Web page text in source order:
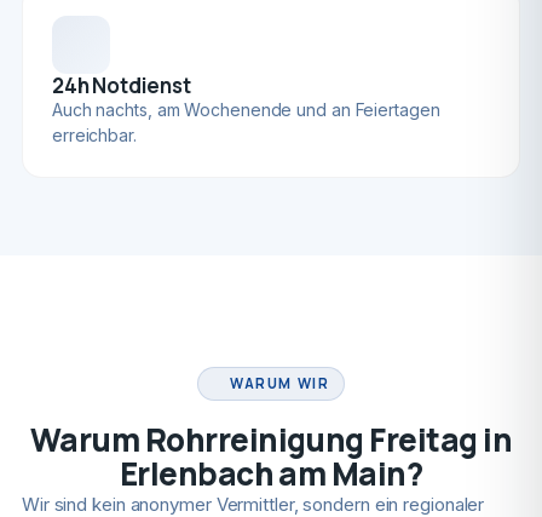
24h Notdienst
Auch nachts, am Wochenende und an Feiertagen
erreichbar.
WARUM WIR
Warum Rohrreinigung Freitag in
Erlenbach am Main?
Wir sind kein anonymer Vermittler, sondern ein regionaler